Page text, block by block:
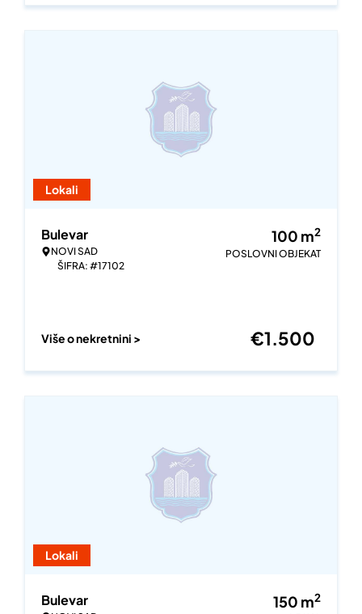
Lokali
Bulevar
NOVI SAD
ŠIFRA: #17102
100 m2
POSLOVNI OBJEKAT
Više o nekretnini > €1.500
Lokali
Bulevar 150 m2